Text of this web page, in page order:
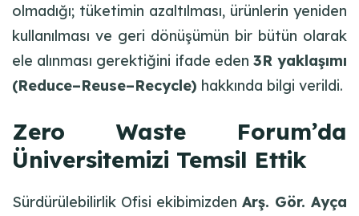
olmadığı; tüketimin azaltılması, ürünlerin yeniden
kullanılması ve geri dönüşümün bir bütün olarak
ele alınması gerektiğini ifade eden 3R yaklaşımı
(Reduce–Reuse–Recycle) hakkında bilgi verildi.
Zero Waste Forum’da
Üniversitemizi Temsil Ettik
Sürdürülebilirlik Ofisi ekibimizden Arş. Gör. Ayça